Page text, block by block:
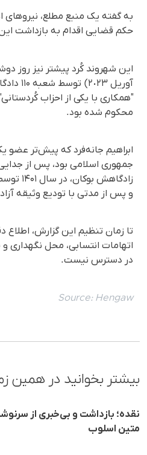
به گفته یک منبع مطلع، نیروهای
حکم قضایی اقدام بە بازداشت
آوریل
"همکاری با یکی از احزاب
محکوم شده بود.
ابراهیم جانه‌فرد که پیش‌تر عضو
جمهوری اسلامی بود، پس از
و پس از مدتی با تودیع وثیقه
تا زمان تنظیم این گزارش، اطلاع
اتهامات انتسابی، محل نگهداری
در دسترس نیست.
Source: Hengaw
بیشتر بخوانید در همین
نقده؛ بازداشت و بی‌خبری از
متین اسلوب